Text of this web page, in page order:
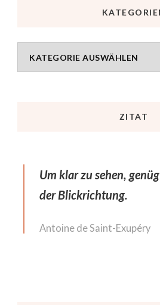
ZITAT
Um klar zu sehen,
der Blickrichtung.
Antoine de Saint-Exupéry